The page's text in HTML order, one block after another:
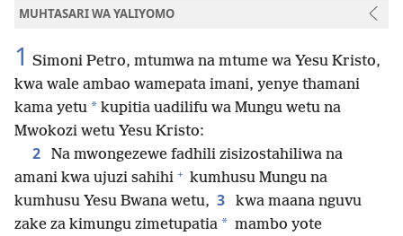
MUHTASARI WA YALIYOMO
1 Simoni Petro, mtumwa na mtume wa Yesu Kristo,
kwa wale ambao wamepata imani, yenye thamani
kama yetu * kupitia uadilifu wa Mungu wetu na
Mwokozi wetu Yesu Kristo:
2
Na mwongezewe fadhili zisizostahiliwa na
amani kwa ujuzi sahihi + kumhusu Mungu na
kumhusu Yesu Bwana wetu, 3
kwa maana nguvu
zake za kimungu zimetupatia * mambo yote